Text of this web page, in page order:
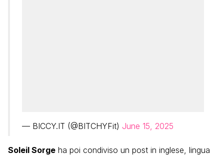
— BICCY.IT (@BITCHYFit) June 15, 2025
Soleil Sorge ha poi condiviso un post in inglese, lingua